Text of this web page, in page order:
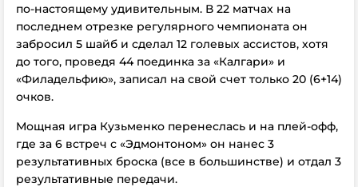
по-настоящему удивительным. В 22 матчах на
последнем отрезке регулярного чемпионата он
забросил 5 шайб и сделал 12 голевых ассистов, хотя
до того, проведя 44 поединка за «Калгари» и
«Филадельфию», записал на свой счет только 20 (6+14)
очков.
Мощная игра Кузьменко перенеслась и на плей-офф,
где за 6 встреч с «Эдмонтоном» он нанес 3
результативных броска (все в большинстве) и отдал 3
результативные передачи.